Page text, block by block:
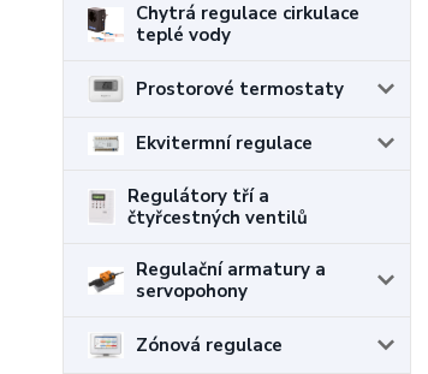
Chytrá regulace cirkulace
teplé vody
Prostorové termostaty
Ekvitermní regulace
Regulátory tří a
čtyřcestných ventilů
Regulační armatury a
servopohony
Zónová regulace